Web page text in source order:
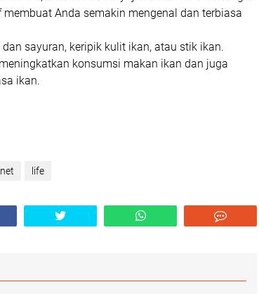
Anda semakin mengenal dan terbiasa
sayuran, keripik kulit ikan, atau stik ikan.
konsumsi makan ikan dan juga
ikan.
life